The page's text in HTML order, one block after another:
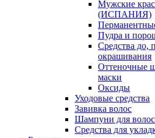
Мужские
(ИСПАНИЯ)
Пудра и
Средства до,
окрашивания
Оттеночные
маски
Оксиды
Уходовые средства
Завивка волос
Шампуни для волос
Средства для